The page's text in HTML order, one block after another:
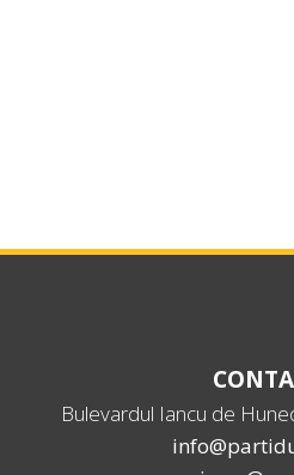
Bulevardul Iancu de